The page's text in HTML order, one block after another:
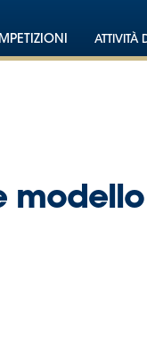
ATTIVITÀ